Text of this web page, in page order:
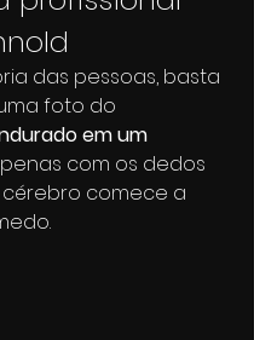
das pessoas, basta
foto do
em um
com os dedos
comece a